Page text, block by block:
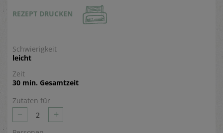
REZEPT DRUCKEN
Schwierigkeit
leicht
Zeit
30 min. Gesamtzeit
Zutaten für
– 2 +